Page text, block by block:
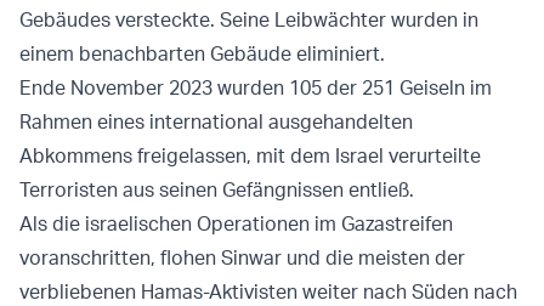
Gebäudes versteckte. Seine Leibwächter wurden in
einem benachbarten Gebäude eliminiert.
Ende November 2023 wurden 105 der 251 Geiseln im
Rahmen eines international ausgehandelten
Abkommens freigelassen, mit dem Israel verurteilte
Terroristen aus seinen Gefängnissen entließ.
Als die israelischen Operationen im Gazastreifen
voranschritten, flohen Sinwar und die meisten der
verbliebenen Hamas-Aktivisten weiter nach Süden nach